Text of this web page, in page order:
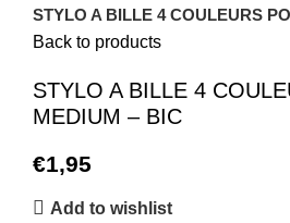
STYLO A BILLE 4 COULEURS
Back to products
STYLO A BILLE 4
MEDIUM – BIC
€1,95
Add to wishlist